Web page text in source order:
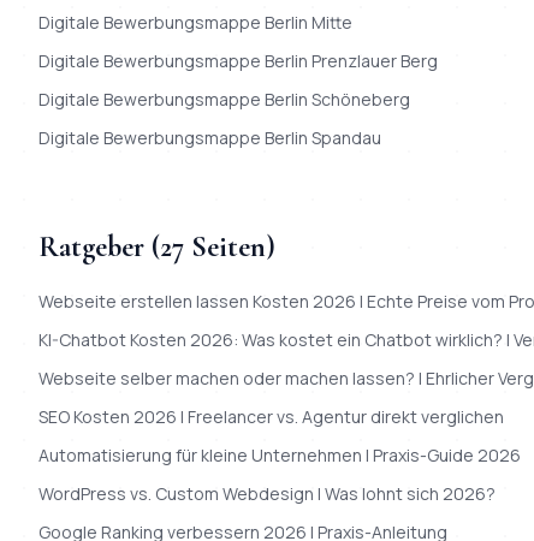
Digitale Bewerbungsmappe Berlin Mitte
Digitale Bewerbungsmappe Berlin Prenzlauer Berg
Digitale Bewerbungsmappe Berlin Schöneberg
Digitale Bewerbungsmappe Berlin Spandau
Ratgeber (27 Seiten)
Webseite erstellen lassen Kosten 2026 | Echte Preise vom
KI-Chatbot Kosten 2026: Was kostet ein Chatbot wirklich? |
Webseite selber machen oder machen lassen? | Ehrlicher
SEO Kosten 2026 | Freelancer vs. Agentur direkt verglichen
Automatisierung für kleine Unternehmen | Praxis-Guide 2026
WordPress vs. Custom Webdesign | Was lohnt sich 2026?
Google Ranking verbessern 2026 | Praxis-Anleitung